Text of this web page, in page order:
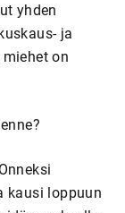
yhden
ja
on
kausi loppuun